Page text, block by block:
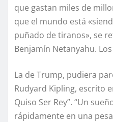
que gastan miles de
que el mundo está
puñado de tiranos», se
Benjamín Netanyahu.
La de Trump, pudiera
Rudyard Kipling, escrito
Quiso Ser Rey”. “Un
rápidamente en una